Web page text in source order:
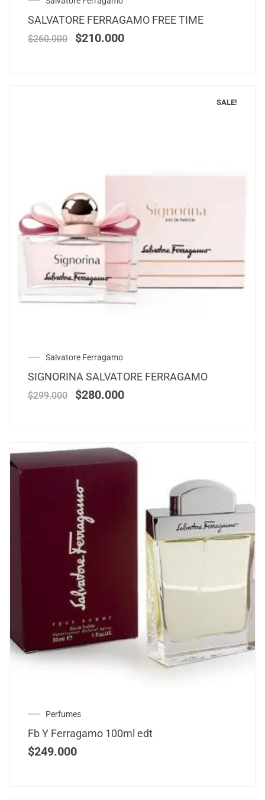
SALVATORE FERRAGAMO FREE TIME
$260.000 $210.000
SALE!
Salvatore Ferragamo
SIGNORINA SALVATORE FERRAGAMO
$299.000 $280.000
Perfumes
Fb Y Ferragamo 100ml edt
$249.000